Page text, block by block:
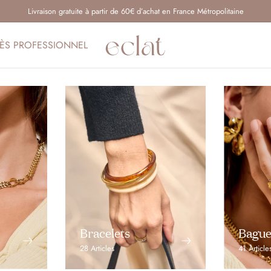
Livraison gratuite à partir de 60€ d’achat en France Métropolitaine
PROFESSIONNEL
Bracelets
28 Articles 41